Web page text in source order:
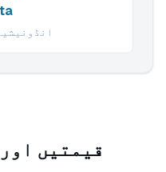
قیمتیں